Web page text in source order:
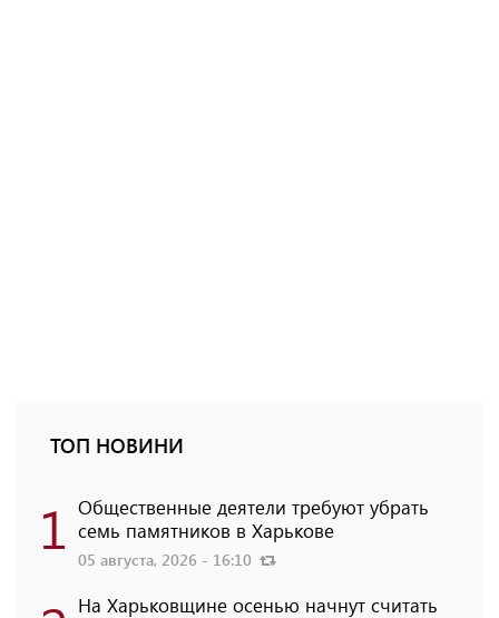
ТОП НОВИНИ
1 Общественные деятели требуют убрать
семь памятников в Харькове
05 августа, 2026 - 16:10
На Харьковщине осенью начнут считать